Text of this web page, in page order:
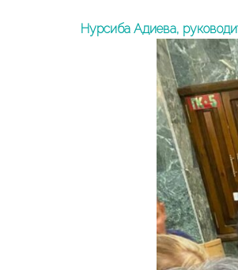
Нурсиба Адиева,